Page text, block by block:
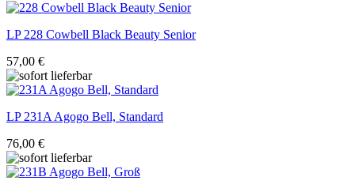
LP228 Cowbell Black Beauty Senior
57,00 €
LP231A Agogo Bell, Standard
76,00 €